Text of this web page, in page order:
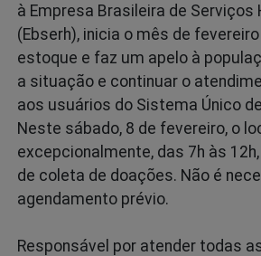
à Empresa Brasileira de Serviços
(Ebserh), inicia o mês de
estoque e faz um apelo à
a situação e continuar o
aos usuários do Sistema Único
Neste sábado, 8 de fevereiro, o
excepcionalmente, das 7h às
de coleta de doações. Não é
agendamento prévio.
Responsável por atender todas